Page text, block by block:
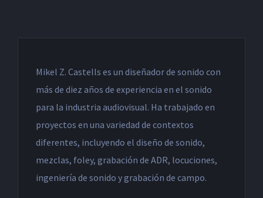
Mikel Z. Castells es un diseñador de sonido con
más de diez años de experiencia en el sonido
para la industria audiovisual. Ha trabajado en
proyectos en una variedad de contextos
diferentes, incluyendo el diseño de sonido,
mezclas, foley, grabación de ADR, locuciones,
ingeniería de sonido y grabación de campo.